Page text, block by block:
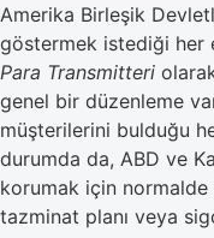
Amerika Birleşik
göstermek istediği her
Para Transmitteri
genel bir düzenleme
müşterilerini bulduğu
durumda da, ABD ve
korumak için
tazminat planı veya